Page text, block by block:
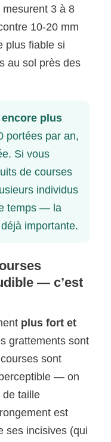
mesurent 3 à 8
10-20 mm
plus fiable si
au sol près des
plus
portées par an,
Si vous
de courses
individus
temps — la
importante.
— c’est
plus fort et
grattements sont
sont
— on
de taille
est
ses incisives (qui